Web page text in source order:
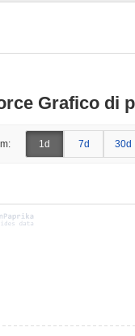
Grafico di
1d 7d 30d